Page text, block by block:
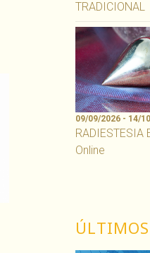
TRADICIONAL
09/09/2026 - 14/
RADIESTESIA
Online